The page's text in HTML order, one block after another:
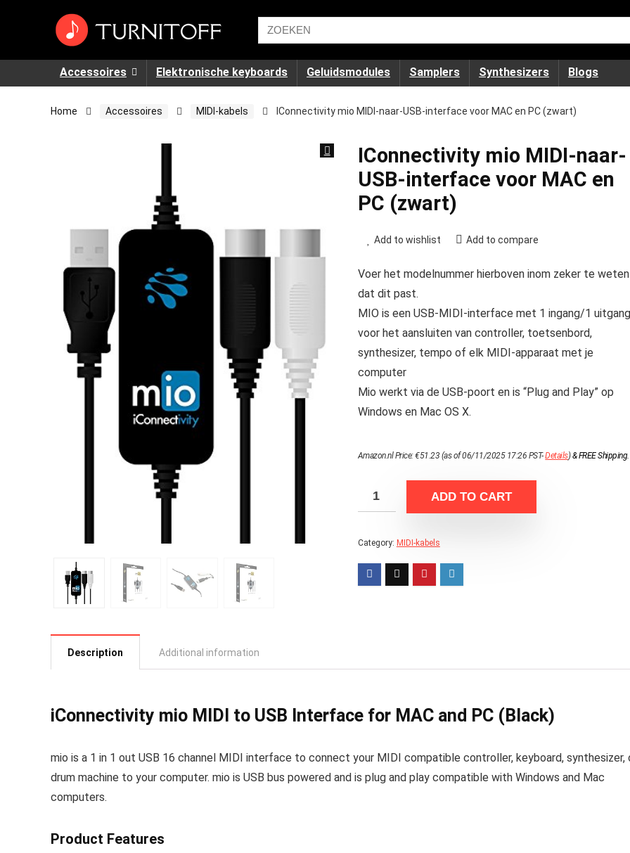
Accessoires Elektronische keyboards Geluidsmodules Samplers Synthesizers Blogs
Home Accessoires MIDI-kabels IConnectivity mio MIDI-naar-USB-interface voor MAC en PC (zwart)
IConnectivity mio MIDI-naar-
USB-interface voor MAC en
PC (zwart)
Add to wishlist Add to compare
Voer het modelnummer hierboven inom zeker te weten
dat dit past.
MIO is een USB-MIDI-interface met 1 ingang/1 uitgang
voor het aansluiten van controller, toetsenbord,
synthesizer, tempo of elk MIDI-apparaat met je
computer
Mio werkt via de USB-poort en is “Plug and Play” op
Windows en Mac OS X.
Amazon.nl Price:€51.23 (as of 06/11/2025 17:26 PST-Details)&FREE Shipping.
ADD TO CART
Category: MIDI-kabels
Description Additional information
iConnectivity mio MIDI to USB Interface for MAC and PC (Black)
mio is a 1 in 1 out USB 16 channel MIDI interface to connect your MIDI compatible controller, keyboard, synthesizer,
drum machine to your computer. mio is USB bus powered and is plug and play compatible with Windows and Mac
computers.
Product Features